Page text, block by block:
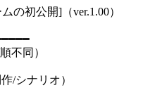
の初公開]（ver.1.00）
不同）
/シナリオ）